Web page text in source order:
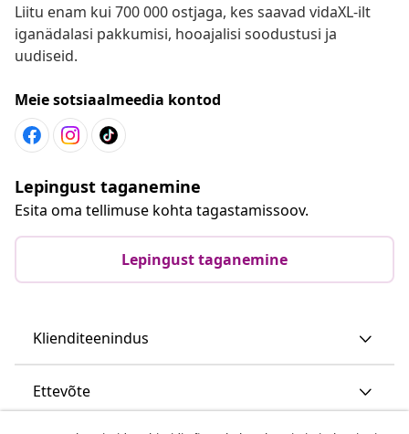
Liitu enam kui 700 000 ostjaga, kes saavad vidaXL-ilt
iganädalasi pakkumisi, hooajalisi soodustusi ja
uudiseid.
Meie sotsiaalmeedia kontod
Lepingust taganemine
Esita oma tellimuse kohta tagastamissoov.
Lepingust taganemine
Klienditeenindus
Ettevõte